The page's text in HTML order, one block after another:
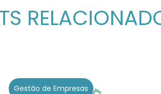
Gestão de Empresas